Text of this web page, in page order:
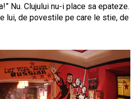
Nu. Clujului nu-i place sa epateze.
lui, de povestile pe care le stie, de